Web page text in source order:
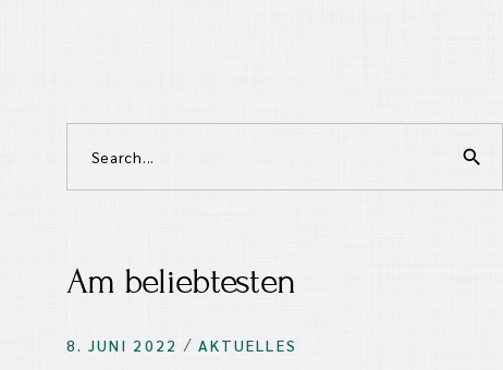
search
Am beliebtesten
8. JUNI 2022 AKTUELLES